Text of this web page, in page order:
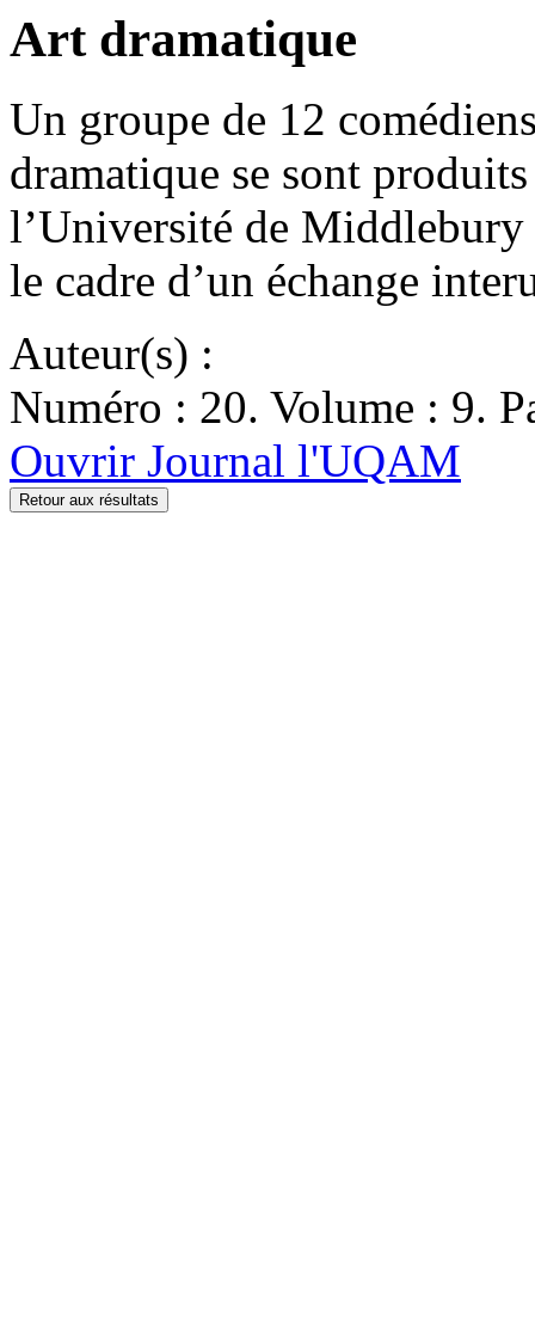
Art dramatique
Un groupe de 12
dramatique se sont
l’Université de
le cadre d’un échange
Auteur(s) :
Numéro : 20. Volume : 9.
Ouvrir Journal l'UQAM
Retour aux résultats